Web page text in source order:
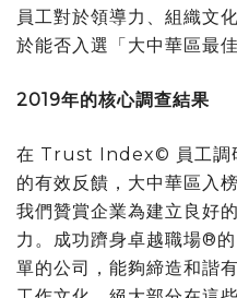
員工對於領導力、 組織文
於能否入選「大中華區最
2019年的核心調查結果
在 Trust Index© 員工調
的有效反饋，大中華區入
我們贊賞企業為建立良好
力。成功躋身卓越職場®
單的公司，能夠締造和諧